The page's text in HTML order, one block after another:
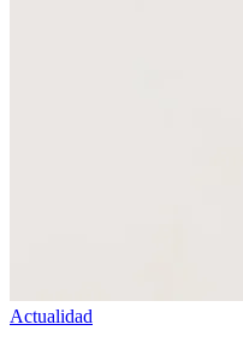
Actualidad